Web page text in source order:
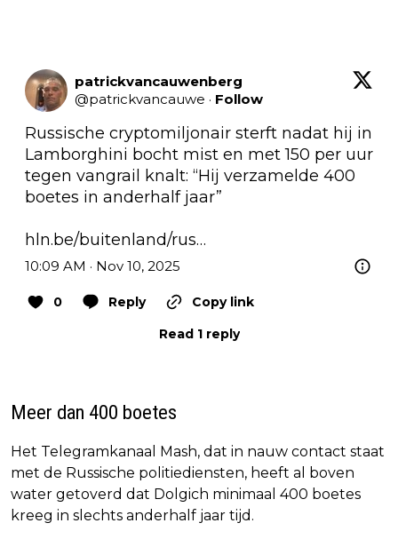
patrickvancauwenberg
@patrickvancauwe · Follow
Russische cryptomiljonair sterft nadat hij in
Lamborghini bocht mist en met 150 per uur
tegen vangrail knalt: “Hij verzamelde 400
boetes in anderhalf jaar”
hln.be/buitenland/rus…
10:09 AM · Nov 10, 2025
0 Reply
Copy link
Read 1 reply
Meer dan 400 boetes
Het Telegramkanaal Mash, dat in nauw contact staat
met de Russische politiediensten, heeft al boven
water getoverd dat Dolgich minimaal 400 boetes
kreeg in slechts anderhalf jaar tijd.